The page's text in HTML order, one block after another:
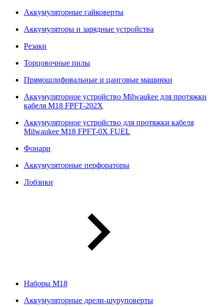
Аккумуляторные гайковерты
Аккумуляторы и зарядные устройства
Резаки
Торцовочные пилы
Прямошлифовальные и цанговые машинки
Аккумуляторное устройство Milwaukee для протяжки
кабеля M18 FPFT-202X
Аккумуляторное устройство для протяжки кабеля
Milwaukee M18 FPFT-0X FUEL
Фонари
Аккумуляторные перфораторы
Лобзики
Наборы М18
Аккумуляторные дрели-шуруповерты